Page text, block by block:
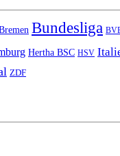
Bundesliga
Hertha BSC HSV
ZDF